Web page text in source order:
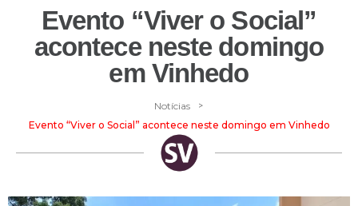
Evento “Viver o Social”
acontece neste domingo
em Vinhedo
Notícias >
Evento “Viver o Social” acontece neste domingo em Vinhedo